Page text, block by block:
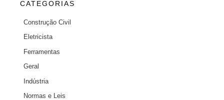
CATEGORIAS
Construção Civil
Eletricista
Ferramentas
Geral
Indústria
Normas e Leis